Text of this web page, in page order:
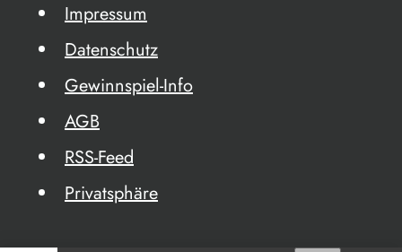
Impressum
Datenschutz
Gewinnspiel-Info
AGB
RSS-Feed
Privatsphäre